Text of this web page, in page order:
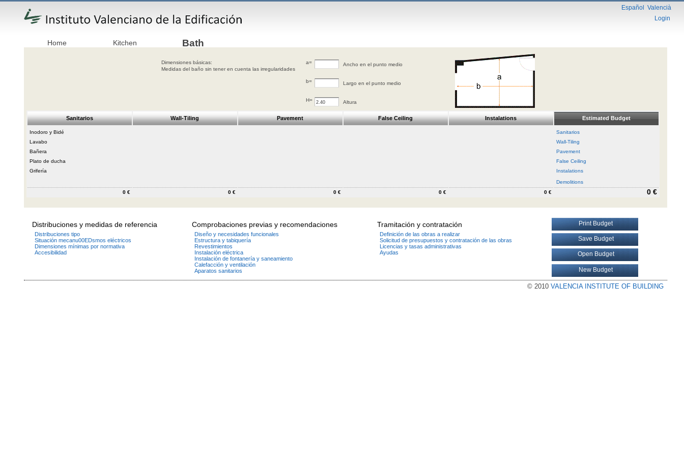
Español
Valencià
Login
Home Kitchen Bath
Dimensiones básicas:
Medidas del baño sin tener en cuenta las irregularidades
a= Ancho en el punto medio
b= Largo en el punto medio
H= Altura
Sanitarios Wall-Tiling Pavement False Ceiling Instalations Estimated Budget
Inodoro y Bidé
Lavabo
Bañera
Plato de ducha
Grifería
Sanitarios
Wall-Tiling
Pavement
False Ceiling
Instalations
Demolitions
0 €
0 € 0 € 0 € 0 € 0 €
Distribuciones y medidas de referencia
Distribuciones tipo
Situación mecanu00EDsmos eléctricos
Dimensiones mínimas por normativa
Accesibilidad
Comprobaciones previas y recomendaciones
Diseño y necesidades funcionales
Estructura y tabiquería
Revestimientos
Instalación eléctrica
Instalación de fontanería y saneamiento
Calefacción y ventilación
Aparatos sanitarios
Tramitación y contratación
Definición de las obras a realizar
Solicitud de presupuestos y contratación de las obras
Licencias y tasas administrativas
Ayudas
Print Budget
Save Budget
Open Budget
New Budget
© 2010 VALENCIA INSTITUTE OF BUILDING